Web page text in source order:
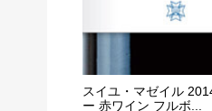
スイユ・マゼイル
ー 赤ワイン フルボ...